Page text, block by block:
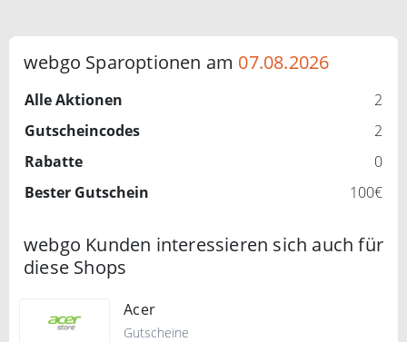
webgo Sparoptionen am 07.08.2026
Alle Aktionen
2
Gutscheincodes
2
Rabatte
0
Bester Gutschein
100€
webgo Kunden interessieren sich auch für
diese Shops
Acer
Gutscheine